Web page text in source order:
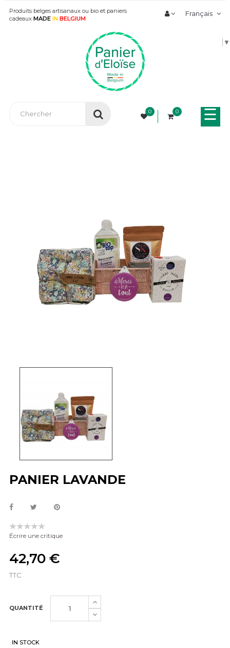
Produits belges artisanaux ou bio et paniers
cadeaux MADE IN BELGIUM
Français
▼
0 0
la
☰
PANIER LAVANDE
Écrire une critique
42,70 €
TTC
QUANTITÉ
IN STOCK